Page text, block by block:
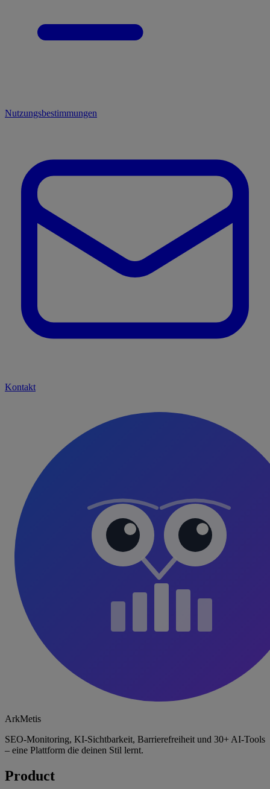
Nutzungsbestimmungen
Kontakt
ArkMetis
SEO-Monitoring, KI-Sichtbarkeit, Barrierefreiheit und 30+ AI-Tools
– eine Plattform die deinen Stil lernt.
Product